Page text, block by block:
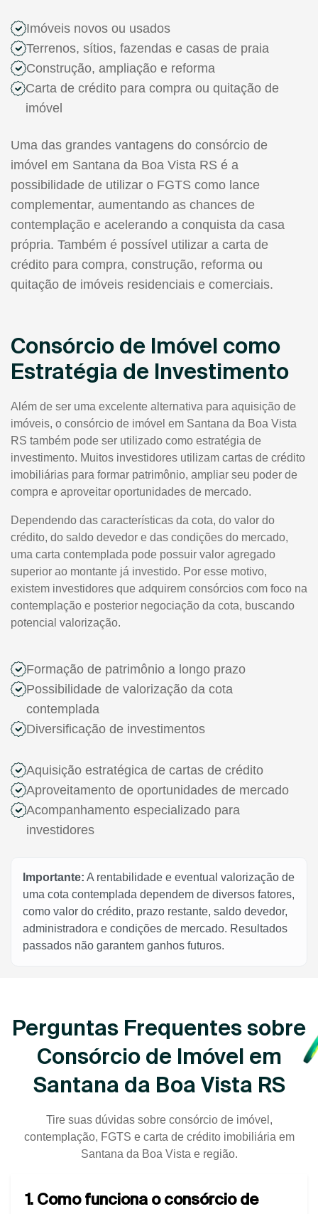
Imóveis novos ou usados
Terrenos, sítios, fazendas e casas de praia
Construção, ampliação e reforma
Carta de crédito para compra ou quitação de
imóvel
Uma das grandes vantagens do consórcio de
imóvel em Santana da Boa Vista RS é a
possibilidade de utilizar o FGTS como lance
complementar, aumentando as chances de
contemplação e acelerando a conquista da casa
própria. Também é possível utilizar a carta de
crédito para compra, construção, reforma ou
quitação de imóveis residenciais e comerciais.
Consórcio de Imóvel como
Estratégia de Investimento
Além de ser uma excelente alternativa para aquisição de
imóveis, o consórcio de imóvel em Santana da Boa Vista
RS também pode ser utilizado como estratégia de
investimento. Muitos investidores utilizam cartas de crédito
imobiliárias para formar patrimônio, ampliar seu poder de
compra e aproveitar oportunidades de mercado.
Dependendo das características da cota, do valor do
crédito, do saldo devedor e das condições do mercado,
uma carta contemplada pode possuir valor agregado
superior ao montante já investido. Por esse motivo,
existem investidores que adquirem consórcios com foco na
contemplação e posterior negociação da cota, buscando
potencial valorização.
Formação de patrimônio a longo prazo
Possibilidade de valorização da cota
contemplada
Diversificação de investimentos
Aquisição estratégica de cartas de crédito
Aproveitamento de oportunidades de mercado
Acompanhamento especializado para
investidores
Importante: A rentabilidade e eventual valorização de
uma cota contemplada dependem de diversos fatores,
como valor do crédito, prazo restante, saldo devedor,
administradora e condições de mercado. Resultados
passados não garantem ganhos futuros.
Perguntas Frequentes sobre
Consórcio de Imóvel em
Santana da Boa Vista RS
Tire suas dúvidas sobre consórcio de imóvel,
contemplação, FGTS e carta de crédito imobiliária em
Santana da Boa Vista e região.
1. Como funciona o consórcio de